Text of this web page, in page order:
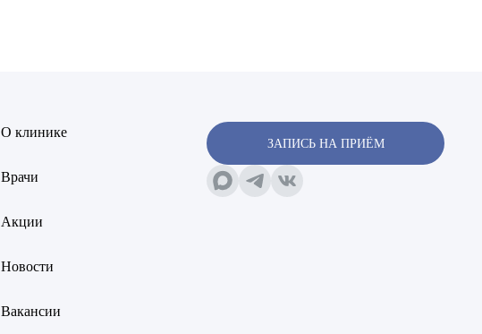
О клинике
Врачи
Акции
Новости
Вакансии
ЗАПИСЬ НА ПРИЁМ